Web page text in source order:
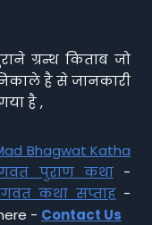
ग्रन्थ किताब जो
है से जानकारी
है ,
Bhagwat Katha
पुराण कथा-
कथा सप्ताह-
- Contact Us